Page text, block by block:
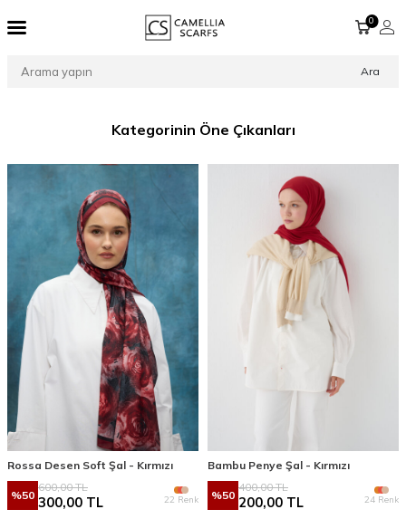
Ara
0
Kategorinin Öne Çıkanları
Rossa Desen Soft Şal - Kırmızı
%50
600,00TL
300,00 TL 22 Renk
Bambu Penye Şal - Kırmızı
%50
400,00TL
200,00 TL 24 Renk